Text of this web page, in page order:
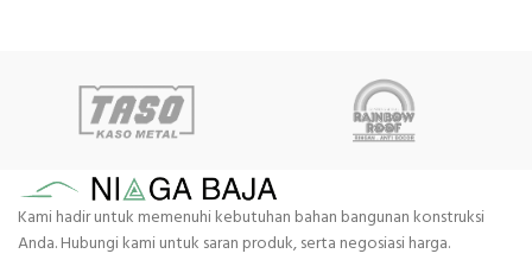
Kami hadir untuk memenuhi kebutuhan bahan bangunan konstruksi
Anda. Hubungi kami untuk saran produk, serta negosiasi harga.